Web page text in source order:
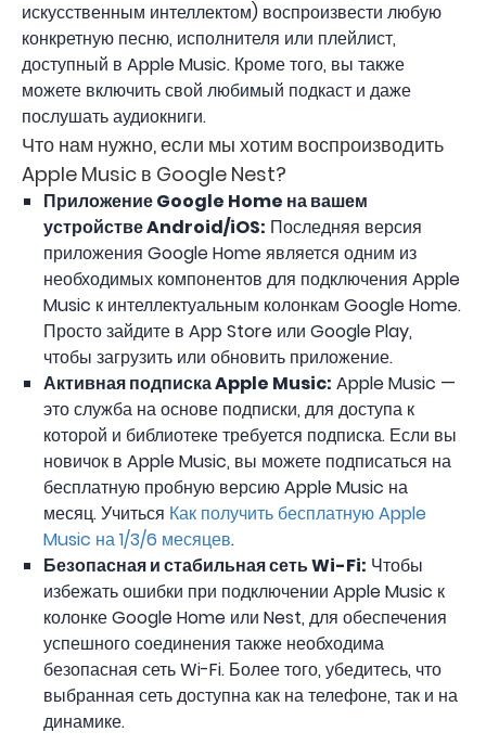
искусственным интеллектом) воспроизвести любую
конкретную песню, исполнителя или плейлист,
доступный в Apple Music. Кроме того, вы также
можете включить свой любимый подкаст и даже
послушать аудиокниги.
Что нам нужно, если мы хотим воспроизводить
Apple Music в Google Nest?
Приложение Google Home на вашем
устройстве Android/iOS: Последняя версия
приложения Google Home является одним из
необходимых компонентов для подключения Apple
Music к интеллектуальным колонкам Google Home.
Просто зайдите в App Store или Google Play,
чтобы загрузить или обновить приложение.
Активная подписка Apple Music: Apple Music —
это служба на основе подписки, для доступа к
которой и библиотеке требуется подписка. Если вы
новичок в Apple Music, вы можете подписаться на
бесплатную пробную версию Apple Music на
месяц. Учиться Как получить бесплатную Apple
Music на 1/3/6 месяцев.
Безопасная и стабильная сеть Wi-Fi: Чтобы
избежать ошибки при подключении Apple Music к
колонке Google Home или Nest, для обеспечения
успешного соединения также необходима
безопасная сеть Wi-Fi. Более того, убедитесь, что
выбранная сеть доступна как на телефоне, так и на
динамике.